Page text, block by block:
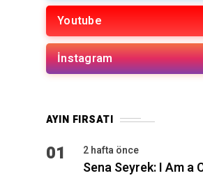
Youtube
İnstagram
AYIN FIRSATI
01 2 hafta önce
Sena Seyrek: I Am